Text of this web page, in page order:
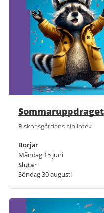
Sommaruppdraget
Biskopsgårdens bibliotek
Börjar
Måndag 15 juni
Slutar
Söndag 30 augusti